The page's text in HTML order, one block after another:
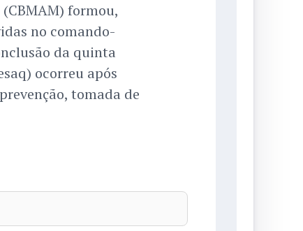
formou,
no comando-
da quinta
ocorreu após
tomada de